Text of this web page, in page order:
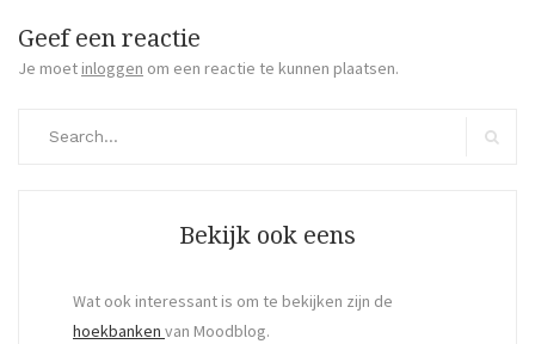
Geef een reactie
Je moet inloggen om een reactie te kunnen plaatsen.
Bekijk ook eens
Wat ook interessant is om te bekijken zijn de
hoekbanken van Moodblog.